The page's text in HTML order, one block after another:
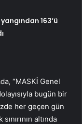
163’ü
“MASKİ Genel
bugün bir
her geçen gün
altında